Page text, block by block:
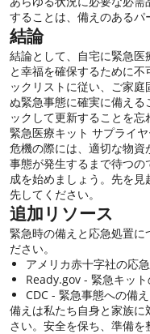
することは、備えのあるパ
結論
結論として、自宅に緊急
と幸福を確保するために
ックリストに従い、ご家
ぬ緊急事態に確実に備える
ックして更新することを
緊急医療キット サプライ
危機の際には、適切な物
事態が発生するまで待つ
成を始めましょう。先を
先してください。
追加リソース
緊急時の備えと応急処置に
ださい。
アメリカ赤十字社の応
Ready.gov - 緊急キッ
CDC - 緊急事態への備
備えは私たち自身と家族
さい。安全を保ち、準備を